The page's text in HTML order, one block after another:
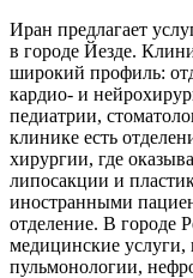
Иран предлагает
в городе Йезде.
широкий профиль:
кардио- и
педиатрии,
клинике есть
хирургии, где
липосакции и
иностранными
отделение. В городе
медицинские услуги,
пульмонологии,